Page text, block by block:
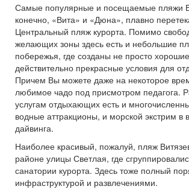
Самые популярные и посещаемые пляжи
конечно, «Вита» и «Дюна», плавно
Центральный пляж курорта. Помимо
желающих зоны здесь есть и небольшие
побережья, где созданы не просто
действительно прекрасные условия для
Причем Вы можете даже на некоторое
любимое чадо под присмотром педагога.
услугам отдыхающих есть и
водные аттракционы, и морской экстрим в
дайвинга.
Наиболее красивый, пожалуй, пляж
районе улицы Светлая, где
санатории курорта. Здесь тоже полный
инфраструктурой и развлечениями.